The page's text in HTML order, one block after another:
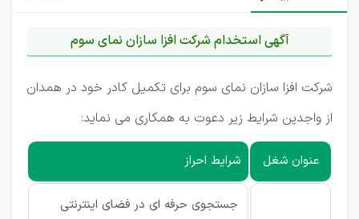
آگهی استخدام شرکت افزا سازان نمای سوم
شرکت افزا سازان نمای سوم برای تکمیل کادر خود در همدان
از واجدین شرایط زیر دعوت به همکاری می نماید:
عنوان شغل شرایط احراز
جستجوی حرفه‌ ای در فضای اینترنتی